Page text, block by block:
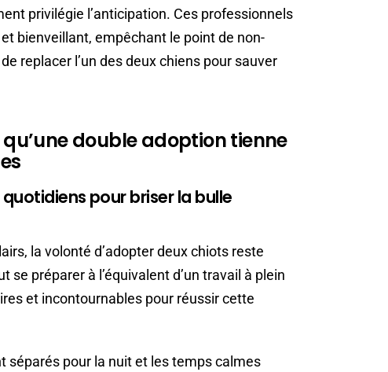
privilégie l’anticipation. Ces professionnels
bienveillant, empêchant le point de non-
replacer l’un des deux chiens pour sauver
double adoption tienne
pour briser la bulle
la volonté d’adopter deux chiots reste
préparer à l’équivalent d’un travail à plein
et incontournables pour réussir cette
séparés pour la nuit et les temps calmes